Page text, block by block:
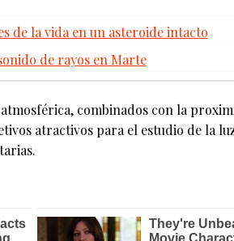
de la vida en un asteroide intacto
de rayos en Marte
combinados con la
atractivos para el estudio de la